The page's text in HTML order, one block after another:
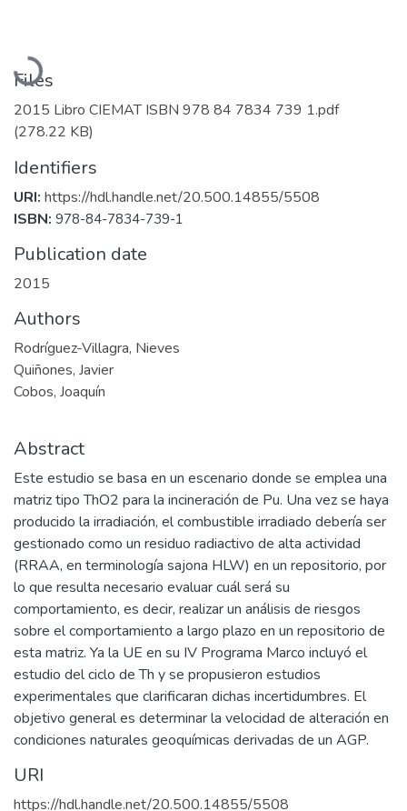
Loading...
Files
2015 Libro CIEMAT ISBN 978 84 7834 739 1.pdf
(278.22 KB)
Identifiers
URI: https://hdl.handle.net/20.500.14855/5508
ISBN: 978-84-7834-739-1
Publication date
2015
Authors
Rodríguez-Villagra, Nieves
Quiñones, Javier
Cobos, Joaquín
Abstract
Este estudio se basa en un escenario donde se emplea una
matriz tipo ThO2 para la incineración de Pu. Una vez se haya
producido la irradiación, el combustible irradiado debería ser
gestionado como un residuo radiactivo de alta actividad
(RRAA, en terminología sajona HLW) en un repositorio, por
lo que resulta necesario evaluar cuál será su
comportamiento, es decir, realizar un análisis de riesgos
sobre el comportamiento a largo plazo en un repositorio de
esta matriz. Ya la UE en su IV Programa Marco incluyó el
estudio del ciclo de Th y se propusieron estudios
experimentales que clarificaran dichas incertidumbres. El
objetivo general es determinar la velocidad de alteración en
condiciones naturales geoquímicas derivadas de un AGP.
URI
https://hdl.handle.net/20.500.14855/5508